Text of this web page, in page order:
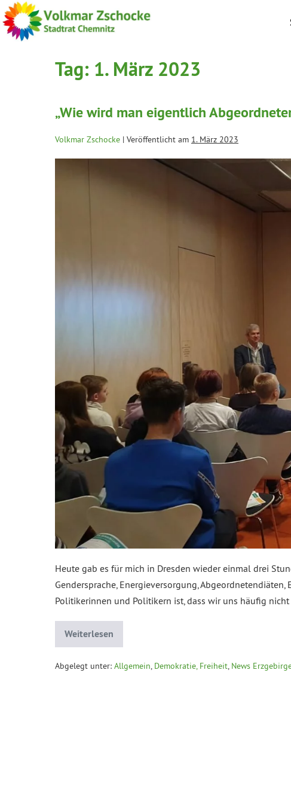
Tag: 1. März 2023
„Wie wird man eigentlich
Volkmar Zschocke | Veröffentlicht am 1. März 2023
Heute gab es für mich in Dresden wieder einmal drei
Gendersprache, Energieversorgung,
Politikerinnen und Politikern ist, dass wir uns häufig
Weiterlesen
Abgelegt unter: Allgemein, Demokratie, Freiheit, News